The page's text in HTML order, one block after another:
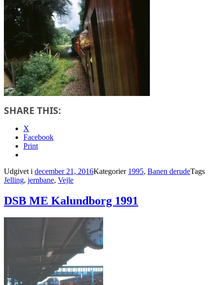
SHARE THIS:
X
Facebook
Print
Udgivet i december 21, 2016Kategorier 1995, Banen derudeTags
Jelling, jernbane, Vejle
DSB ME Kalundborg 1991